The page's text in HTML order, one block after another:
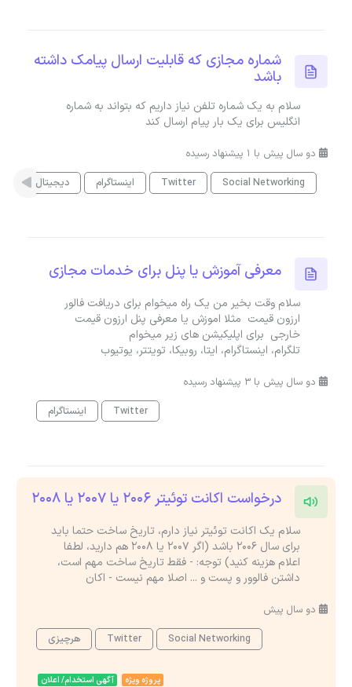
شماره مجازی که قابلیت ارسال پیامک داشته
باشد
سلام به یک شماره تلفن نیاز داریم که بتواند به شماره
انگلیس برای یک بار پیام ارسال کند
دو سال پیش با 1 پیشنهاد رسیده
Social Networking
Twitter اینستاگرام دیجیتال
معرفی آموزش یا پنل برای خدمات مجازی
سلام وقت بخیر من یک راه میخوام برای دریافت فالور
ارزون قیمت مثلا اموزش یا معرفی پنل ارزون قیمت
خارجی برای اپلیکیشن های زیر میخوام
تلگرام، اینستاگرام، ایتا، روبیکا، تویتتر، یوتیوب
دو سال پیش با 3 پیشنهاد رسیده
Twitter
اینستاگرام
درخواست اکانت توئیتر 2006 یا 2007 یا 2008
سلام یک اکانت توئیتر نیاز دارم، تاریخ ساخت حتما باید
برای سال 2006 باشد (اگر 2007 یا 2008 هم دارید، لطفا
اعلام هزینه کنید) توجه: - فقط تاریخ ساخت مهم است،
داشتن فالوور و پست و ... اصلا مهم نیست - اکان
دو سال پیش
Social Networking
Twitter هرچیزی
پروژه ویژه آگهی استخدام/ اعلان